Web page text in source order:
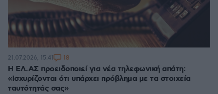
Η ΕΛ.ΑΣ προειδοποιεί για νέα τηλεφωνική απάτη:
«Ισχυρίζονται ότι υπάρχει πρόβλημα με τα στοιχεία
ταυτότητάς σας»
21.07.2026, 15:41 18